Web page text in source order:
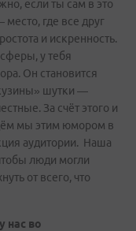
если ты сам в это
где все друг
и искренность.
у тебя
Он становится
шутки —
За счёт этого и
мы этим юмором в
аудитории. Наша
люди могли
от всего, что
нас во